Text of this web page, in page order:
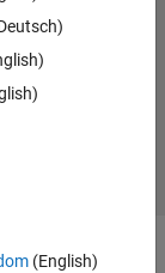
(English)